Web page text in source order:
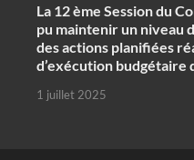
La 12 ème Session du
pu maintenir un niveau
des actions planifiées
d’exécution budgétaire
1 juillet 2025